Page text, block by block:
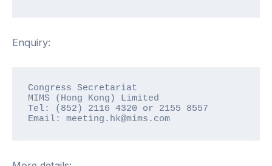
Enquiry:
Congress Secretariat
MIMS (Hong Kong) Limited
Tel: (852) 2116 4320 or 2155 8557
Email: meeting.hk@mims.com